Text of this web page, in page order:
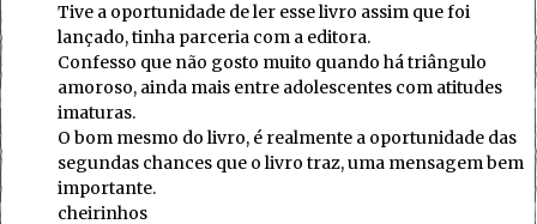
Tive a oportunidade de ler esse livro assim que foi
lançado, tinha parceria com a editora.
Confesso que não gosto muito quando há triângulo
amoroso, ainda mais entre adolescentes com atitudes
imaturas.
O bom mesmo do livro, é realmente a oportunidade das
segundas chances que o livro traz, uma mensagem bem
importante.
cheirinhos